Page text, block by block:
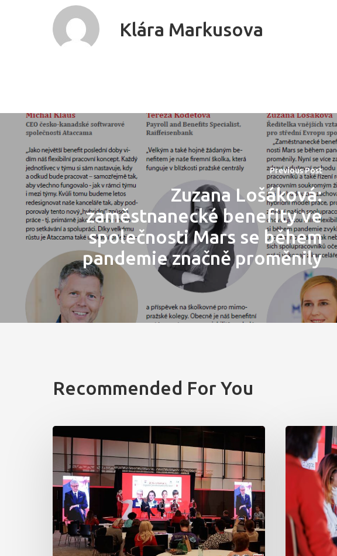
Klára Markusova
Previous Post
Zuzana Lošáková:
zaměstnanecké benefity ve
společnosti Mars se během
pandemie značně proměnily
Recommended For You